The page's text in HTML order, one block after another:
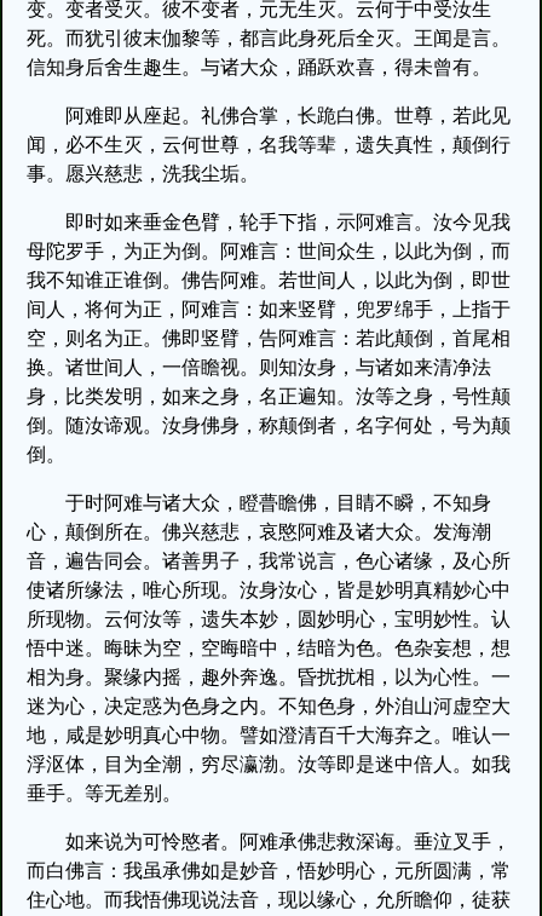
变。变者受灭。彼不变者，元无生灭。云何于中受汝生
死。而犹引彼末伽黎等，都言此身死后全灭。王闻是言。
信知身后舍生趣生。与诸大众，踊跃欢喜，得未曾有。
阿难即从座起。礼佛合掌，长跪白佛。世尊，若此见
闻，必不生灭，云何世尊，名我等辈，遗失真性，颠倒行
事。愿兴慈悲，洗我尘垢。
即时如来垂金色臂，轮手下指，示阿难言。汝今见我
母陀罗手，为正为倒。阿难言：世间众生，以此为倒，而
我不知谁正谁倒。佛告阿难。若世间人，以此为倒，即世
间人，将何为正，阿难言：如来竖臂，兜罗绵手，上指于
空，则名为正。佛即竖臂，告阿难言：若此颠倒，首尾相
换。诸世间人，一倍瞻视。则知汝身，与诸如来清净法
身，比类发明，如来之身，名正遍知。汝等之身，号性颠
倒。随汝谛观。汝身佛身，称颠倒者，名字何处，号为颠
倒。
于时阿难与诸大众，瞪瞢瞻佛，目睛不瞬，不知身
心，颠倒所在。佛兴慈悲，哀愍阿难及诸大众。发海潮
音，遍告同会。诸善男子，我常说言，色心诸缘，及心所
使诸所缘法，唯心所现。汝身汝心，皆是妙明真精妙心中
所现物。云何汝等，遗失本妙，圆妙明心，宝明妙性。认
悟中迷。晦昧为空，空晦暗中，结暗为色。色杂妄想，想
相为身。聚缘内摇，趣外奔逸。昏扰扰相，以为心性。一
迷为心，决定惑为色身之内。不知色身，外洎山河虚空大
地，咸是妙明真心中物。譬如澄清百千大海弃之。唯认一
浮沤体，目为全潮，穷尽瀛渤。汝等即是迷中倍人。如我
垂手。等无差别。
如来说为可怜愍者。阿难承佛悲救深诲。垂泣叉手，
而白佛言：我虽承佛如是妙音，悟妙明心，元所圆满，常
住心地。而我悟佛现说法音，现以缘心，允所瞻仰，徒获